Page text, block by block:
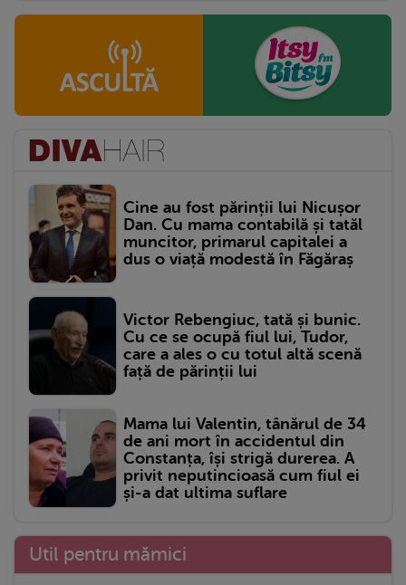
Cine au fost părinții lui Nicușor
Dan. Cu mama contabilă și tatăl
muncitor, primarul capitalei a
dus o viață modestă în Făgăraș
Victor Rebengiuc, tată și bunic.
Cu ce se ocupă fiul lui, Tudor,
care a ales o cu totul altă scenă
față de părinții lui
Mama lui Valentin, tânărul de 34
de ani mort în accidentul din
Constanța, își strigă durerea. A
privit neputincioasă cum fiul ei
și-a dat ultima suflare
Util pentru mămici